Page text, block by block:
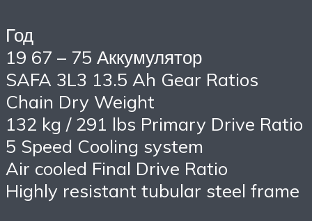
Год
19 67 – 75 Аккумулятор
SAFA 3L3 13.5 Ah Gear Ratios
Chain Dry Weight
132 kg / 291 lbs Primary Drive Ratio
5 Speed Cooling system
Air cooled Final Drive Ratio
Highly resistant tubular steel frame